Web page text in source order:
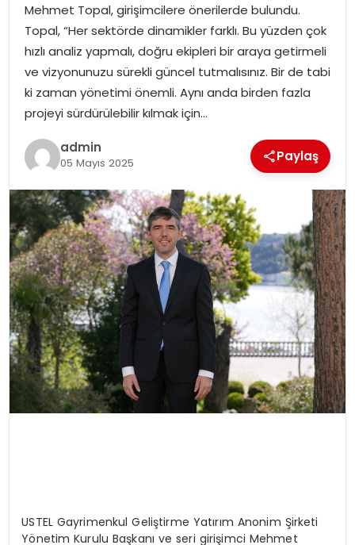
SPOR
EĞITIM
OTOMOBIL
TEKNOLOJI
Mehmet Topal, girişimcilere önerilerde bulundu.
Topal, “Her sektörde dinamikler farklı. Bu yüzden çok
hızlı analiz yapmalı, doğru ekipleri bir araya getirmeli
ve vizyonunuzu sürekli güncel tutmalısınız. Bir de tabi
ki zaman yönetimi önemli. Aynı anda birden fazla
projeyi sürdürülebilir kılmak için…
admin
05 Mayıs 2025 Paylaş
USTEL Gayrimenkul Geliştirme Yatırım Anonim Şirketi
Yönetim Kurulu Başkanı ve seri girişimci Mehmet